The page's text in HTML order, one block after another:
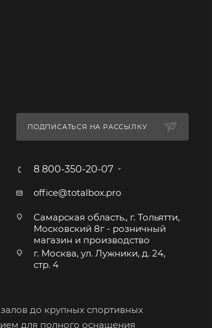
ПОДПИСАТЬСЯ НА РАССЫЛКУ
8 800-350-20-07
office@totalbox.pro
Самарская область., г. Тольятти,
Московский 8г - розничный
магазин и производство
г. Москва, ул. Лужники, д. 24,
стр. 4
до крупных спортивных
для полного оснащения